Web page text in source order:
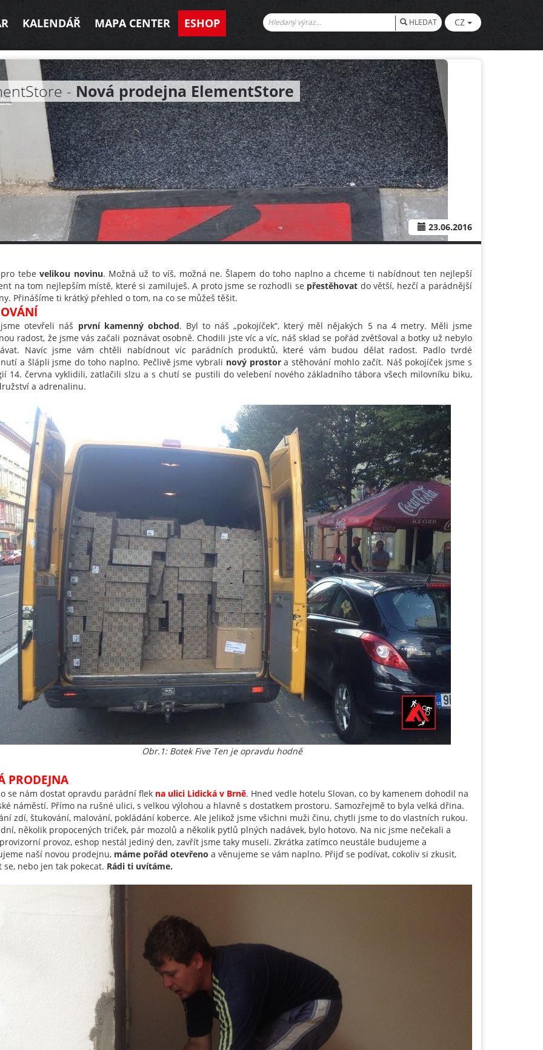
KALENDÁŘ MAPA CENTER ESHOP HLEDAT CZ
- Nová prodejna ElementStore
23.06.2016
pro tebevelikou novinu. Možná už to víš, možná ne. Šlapem do toho naplno a chceme ti nabídnout ten nejlepší
na tom nejlepším místě, které si zamiluješ. A proto jsme se rozhodli se přestěhovat do větší, hezčí a parádnější
Přinášíme ti krátký přehled o tom, na co se můžeš těšit.
otevřeli náš první kamenný obchod. Byl to náš „pokojíček“, který měl nějakých 5 na 4 metry. Měli jsme
radost, že jsme vás začali poznávat osobně. Chodili jste víc a víc, náš sklad se pořád zvětšoval a botky už nebylo
Navíc jsme vám chtěli nabídnout víc parádních produktů, které vám budou dělat radost. Padlo tvrdé
a šlápli jsme do toho naplno. Pečlivě jsme vybrali nový prostora stěhování mohlo začít. Náš pokojíček jsme s
14. června vyklidili, zatlačili slzu a s chutí se pustili do velebení nového základního tábora všech milovníku biku,
a adrenalinu.
Obr.1: Botek Five Ten je opravdu hodně
PRODEJNA
se nám dostat opravdu parádní flek na ulici Lidická v Brně. Hned vedle hotelu Slovan, co by kamenem dohodil na
náměstí. Přímo na rušné ulici, s velkou výlohou a hlavně s dostatkem prostoru. Samozřejmě to byla velká dřina.
zdí, štukování, malování, pokládání koberce. Ale jelikož jsme všichni muži činu, chytli jsme to do vlastních rukou.
několik propocených triček, pár mozolů a několik pytlů plných nadávek, bylo hotovo. Na nic jsme nečekali a
provoz, eshop nestál jediný den, zavřít jsme taky museli. Zkrátka zatímco neustále budujeme a
naší novou prodejnu, máme pořád otevřeno a věnujeme se vám naplno. Přijď se podívat, cokoliv si zkusit,
se, nebo jen tak pokecat. Rádi ti uvítáme.